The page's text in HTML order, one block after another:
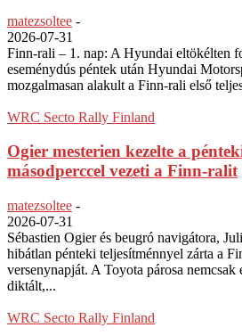
matezsoltee -
2026-07-31
Finn-rali – 1. nap: A Hyundai eltökélten
eseménydús péntek után Hyundai
mozgalmasan alakult a Finn-rali első
WRC Secto Rally Finland
Ogier mesterien kezelte a
másodperccel vezeti a Finn-ralit
matezsoltee -
2026-07-31
Sébastien Ogier és beugró navigátora,
hibátlan pénteki teljesítménnyel zárta a
versenynapját. A Toyota párosa nemcsak
diktált,...
WRC Secto Rally Finland